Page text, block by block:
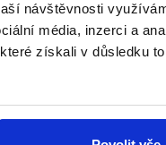
návštěvnosti
média, inzerci a
získali v důsledku
Nenechte si ujít
z Demagog.cz.
příspěvků